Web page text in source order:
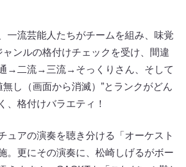
一流芸能人たちがチームを組み、味覚
ンルの格付けチェックを受け、間違
→二流→三流→そっくりさん、そして
無し（画面から消滅）”とランクがどん
、格付けバラエティ！
ュアの演奏を聴き分ける「オーケスト
。更にその演奏に、松崎しげるがボー